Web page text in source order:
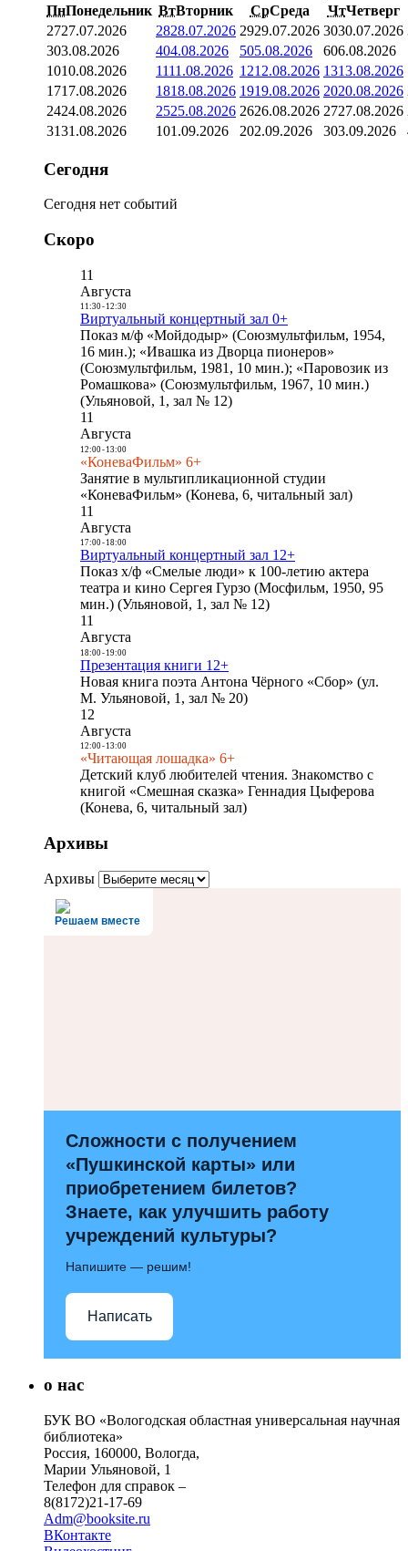
ПнПонедельник ВтВторник СрСреда ЧтЧетверг
2727.07.2026 2828.07.2026 2929.07.2026 3030.07.2026
303.08.2026 404.08.2026 505.08.2026 606.08.2026
1010.08.2026 1111.08.2026 1212.08.2026 1313.08.2026
1717.08.2026 1818.08.2026 1919.08.2026 2020.08.2026
2424.08.2026 2525.08.2026 2626.08.2026 2727.08.2026
3131.08.2026 101.09.2026 202.09.2026 303.09.2026
Сегодня
Сегодня нет событий
Скоро
11
Августа
11:30- 12:30
Виртуальный концертный зал 0+
Показ м/ф «Мойдодыр» (Союзмультфильм, 1954,
16 мин.); «Ивашка из Дворца пионеров»
(Союзмультфильм, 1981, 10 мин.); «Паровозик из
Ромашкова» (Союзмультфильм, 1967, 10 мин.)
(Ульяновой, 1, зал № 12)
11
Августа
12:00- 13:00
«КоневаФильм» 6+
Занятие в мультипликационной студии
«КоневаФильм» (Конева, 6, читальный зал)
11
Августа
17:00- 18:00
Виртуальный концертный зал 12+
Показ х/ф «Смелые люди» к 100-летию актера
театра и кино Сергея Гурзо (Мосфильм, 1950, 95
мин.) (Ульяновой, 1, зал № 12)
11
Августа
18:00- 19:00
Презентация книги 12+
Новая книга поэта Антона Чёрного «Сбор» (ул.
М. Ульяновой, 1, зал № 20)
12
Августа
12:00- 13:00
«Читающая лошадка» 6+
Детский клуб любителей чтения. Знакомство с
книгой «Смешная сказка» Геннадия Цыферова
(Конева, 6, читальный зал)
Архивы
Архивы
Решаем вместе
Сложности с получением
«Пушкинской карты» или
приобретением билетов?
Знаете, как улучшить работу
учреждений культуры?
Напишите — решим!
Написать
о нас
БУК ВО «Вологодская областная универсальная научная
библиотека»
Россия, 160000, Вологда,
Марии Ульяновой, 1
Телефон для справок –
8(8172)21-17-69
Adm@booksite.ru
ВКонтакте